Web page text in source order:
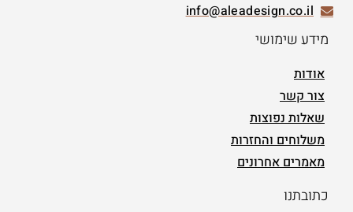
info@aleadesign.co.il
מידע שימושי
אודות
צור קשר
שאלות נפוצות
משלוחים והחזרות
מאמרים אחרונים
כתובתנו